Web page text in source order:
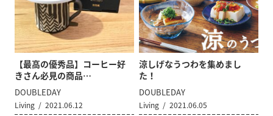
【最高の優秀品】コーヒー好
きさん必見の商品…
DOUBLEDAY
Living 2021.06.12
涼しげなうつわを集めまし
た！
DOUBLEDAY
Living 2021.06.05